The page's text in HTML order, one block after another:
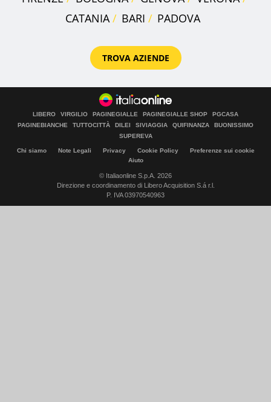
CATANIA
BARI PADOVA
TROVA AZIENDE
LIBERO VIRGILIO PAGINEGIALLE PAGINEGIALLE SHOP
PGCASA
PAGINEBIANCHE
TUTTOCITTÀ DILEI SIVIAGGIA QUIFINANZA
BUONISSIMO
SUPEREVA
Chi siamo Note Legali Privacy Cookie Policy
Preferenze sui cookie
Aiuto
© Italiaonline S.p.A. 2026
Direzione e coordinamento di Libero Acquisition S.á r.l.
P. IVA 03970540963